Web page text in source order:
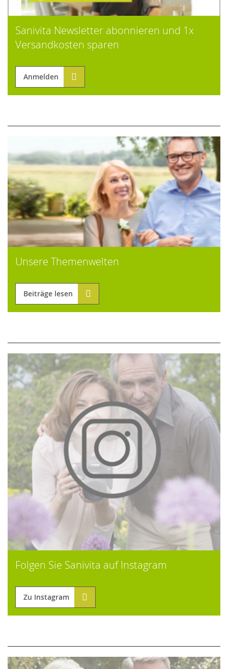
Sanivita Newsletter abonnieren und 1x
Versandkosten sparen
Anmelden
Unsere Themenwelten
Beiträge lesen
Folgen Sie Sanivita auf Instagram
Zu Instagram